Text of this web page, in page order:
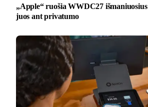
„Apple“ ruošia WWDC27
juos ant privatumo